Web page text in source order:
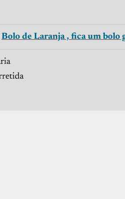
Bolo de Laranja , fica um bolo